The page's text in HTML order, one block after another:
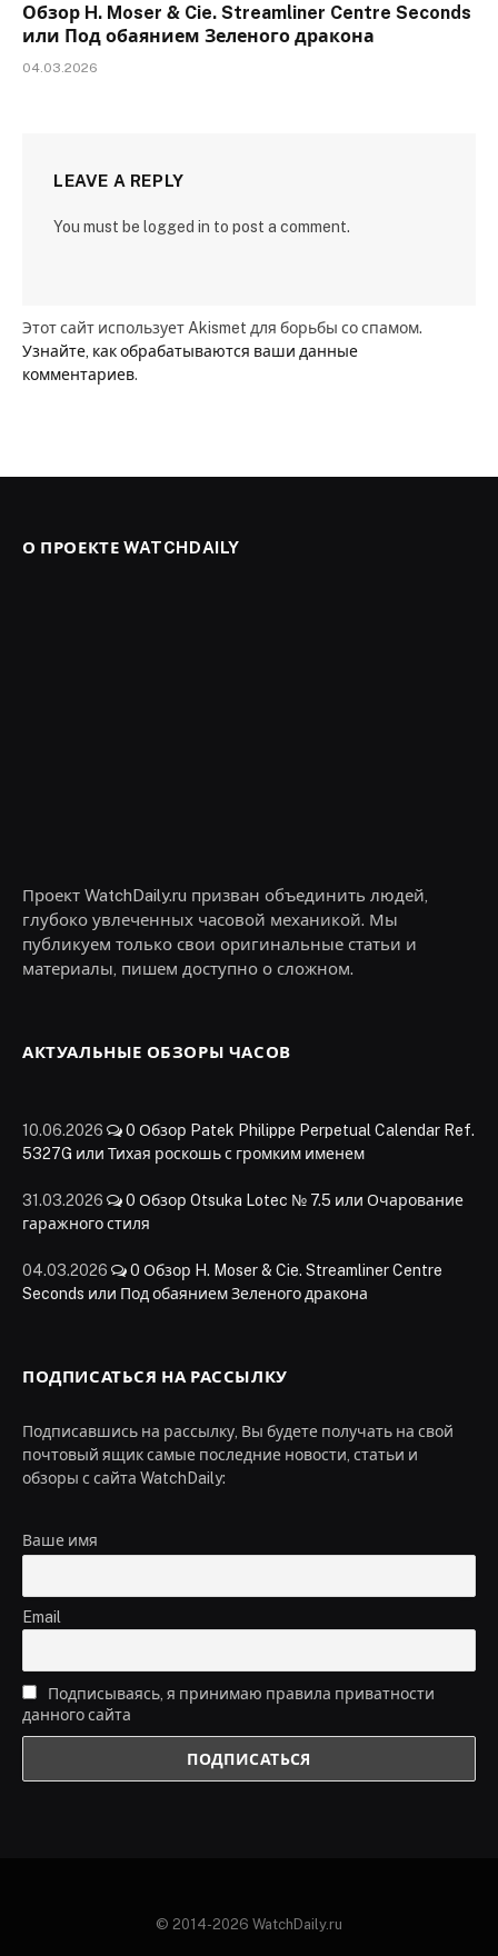
Обзор H. Moser & Cie. Streamliner Centre Seconds
или Под обаянием Зеленого дракона
04.03.2026
LEAVE A REPLY
You must be logged in to post a comment.
Этот сайт использует Akismet для борьбы со спамом.
Узнайте, как обрабатываются ваши данные
комментариев.
О ПРОЕКТЕ WATCHDAILY
Проект WatchDaily.ru призван объединить людей,
глубоко увлеченных часовой механикой. Мы
публикуем только свои оригинальные статьи и
материалы, пишем доступно о сложном.
АКТУАЛЬНЫЕ ОБЗОРЫ ЧАСОВ
10.06.2026 0 Обзор Patek Philippe Perpetual Calendar Ref.
5327G или Тихая роскошь с громким именем
31.03.2026 0 Обзор Otsuka Lotec № 7.5 или Очарование
гаражного стиля
04.03.2026 0 Обзор H. Moser & Cie. Streamliner Centre
Seconds или Под обаянием Зеленого дракона
ПОДПИСАТЬСЯ НА РАССЫЛКУ
Подписавшись на рассылку, Вы будете получать на свой
почтовый ящик самые последние новости, статьи и
обзоры с сайта WatchDaily:
Ваше имя
Email
Подписываясь, я принимаю правила приватности
данного сайта
© 2014-2026 WatchDaily.ru